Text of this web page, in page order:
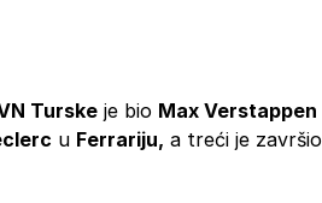
Turske je bio Max Verstappen
u Ferrariju, a treći je završio